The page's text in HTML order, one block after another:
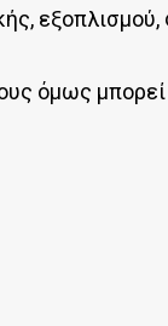
εξοπλισμού,
όμως